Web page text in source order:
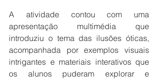
A atividade contou com uma
apresentação multimédia que
introduziu o tema das ilusões óticas,
acompanhada por exemplos visuais
intrigantes e materiais interativos que
os alunos puderam explorar e